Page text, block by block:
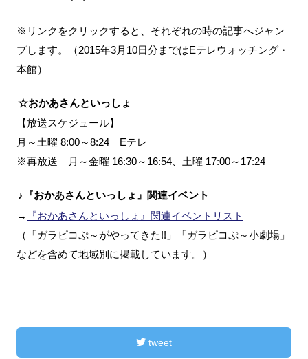
※リンクをクリックすると、それぞれの時の記事へジャン
プします。（2015年3月10日分まではEテレウォッチング・
本館）
☆おかあさんといっしょ
【放送スケジュール】
月～土曜 8:00～8:24 Eテレ
※再放送 月～金曜 16:30～16:54、土曜 17:00～17:24
♪『おかあさんといっしょ』関連イベント
→
『おかあさんといっしょ』関連イベントリスト
（「ガラピコぷ～がやってきた!!」「ガラピコぷ～小劇場」
などを含めて地域別に掲載しています。）
tweet